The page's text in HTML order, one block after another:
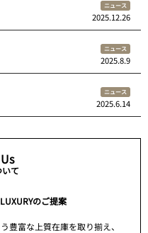
ニュース
2025.12.26
ニュース
2025.8.9
ニュース
2025.6.14
て
のご提案
豊富な上質在庫を取り揃え、